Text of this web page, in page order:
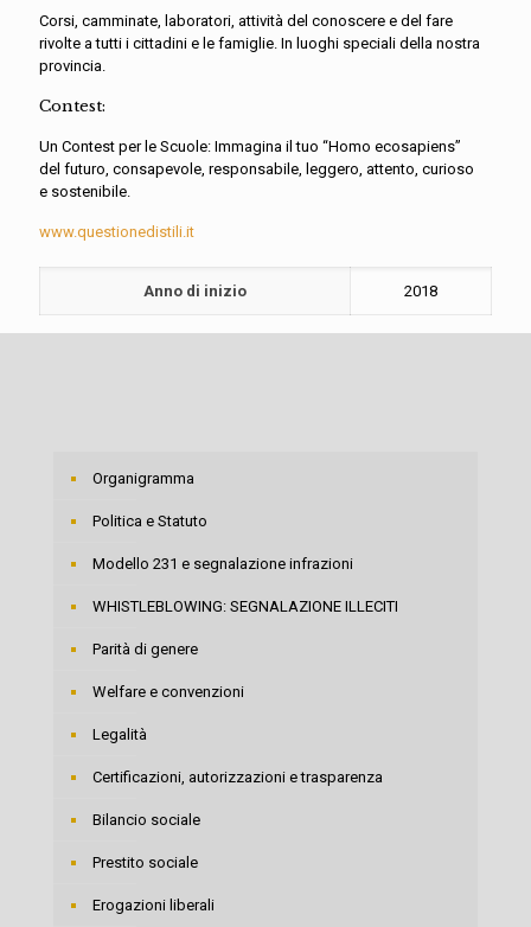
Corsi, camminate, laboratori, attività del conoscere e del fare
rivolte a tutti i cittadini e le famiglie. In luoghi speciali della nostra
provincia.
Contest:
Un Contest per le Scuole: Immagina il tuo “Homo ecosapiens”
del futuro, consapevole, responsabile, leggero, attento, curioso
e sostenibile.
www.questionedistili.it
Anno di inizio 2018
Organigramma
Politica e Statuto
Modello 231 e segnalazione infrazioni
WHISTLEBLOWING: SEGNALAZIONE ILLECITI
Parità di genere
Welfare e convenzioni
Legalità
Certificazioni, autorizzazioni e trasparenza
Bilancio sociale
Prestito sociale
Erogazioni liberali